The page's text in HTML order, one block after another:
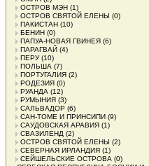
ОСТРОВ МЭН (1)
ОСТРОВ СВЯТОЙ ЕЛЕНЫ (0)
ПАКИСТАН (10)
БЕНИН (0)
ПАПУА-НОВАЯ ГВИНЕЯ (6)
ПАРАГВАЙ (4)
ПЕРУ(10)
ПОЛЬША (7)
ПОРТУГАЛИЯ (2)
РОДЕЗИЯ (0)
РУАНДА (12)
РУМЫНИЯ (3)
САЛЬВАДОР (6)
САН-ТОМЕ И ПРИНСИПИ (9)
САУДОВСКАЯ АРАВИЯ (1)
СВАЗИЛЕНД (2)
ОСТРОВ СВЯТОЙ ЕЛЕНЫ (2)
СЕВЕРНАЯ ИРЛАНДИЯ (1)
СЕЙШЕЛЬСКИЕ ОСТРОВА (0)